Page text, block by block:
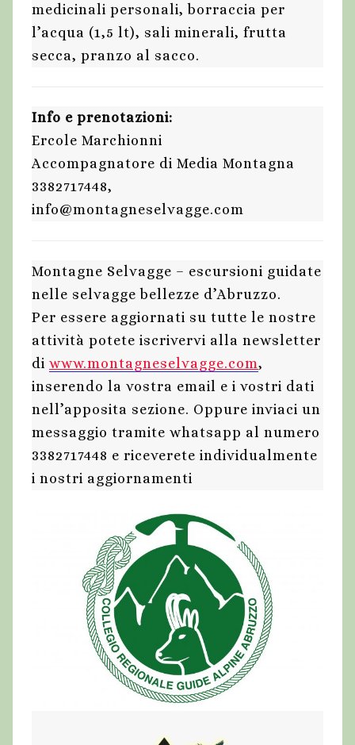
medicinali personali, borraccia per
l’acqua (1,5 lt), sali minerali, frutta
secca, pranzo al sacco.
Info e prenotazioni:
Ercole Marchionni
Accompagnatore di Media Montagna
3382717448,
info@montagneselvagge.com
Montagne Selvagge – escursioni guidate
nelle selvagge bellezze d’Abruzzo.
Per essere aggiornati su tutte le nostre
attività potete iscrivervi alla newsletter
di www.montagneselvagge.com,
inserendo la vostra email e i vostri dati
nell’apposita sezione. Oppure inviaci un
messaggio tramite whatsapp al numero
3382717448 e riceverete individualmente
i nostri aggiornamenti